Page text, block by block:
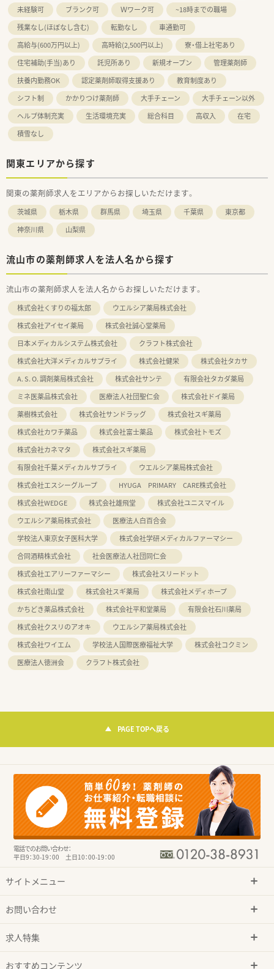
未経験可
ブランク可 Ｗワーク可
~18時までの職場
残業なし(ほぼなし含む)
転勤なし
車通勤可
高給与(600万円以上)
高時給(2,500円以上)
寮・借上社宅あり
住宅補助(手当)あり
託児所あり 新規オープン
管理薬剤師
扶養内勤務OK
認定薬剤師取得支援あり
教育制度あり
シフト制
かかりつけ薬剤師 大手チェーン
大手チェーン以外
ヘルプ体制充実
生活環境充実 総合科目 高収入
在宅
積雪なし
関東エリアから探す
関東の薬剤師求人をエリアからお探しいただけます。
茨城県 栃木県 群馬県 埼玉県 千葉県
東京都
神奈川県
山梨県
流山市の薬剤師求人を法人名から探す
流山市の薬剤師求人を法人名からお探しいただけます。
株式会社くすりの福太郎
ウエルシア薬局株式会社
株式会社アイセイ薬局
株式会社誠心堂薬局
日本メディカルシステム株式会社
クラフト株式会社
株式会社大洋メディカルサプライ
株式会社健栄
株式会社タカサ
A. S. O. 調剤薬局株式会社
株式会社サンテ
有限会社タカダ薬局
ミネ医薬品株式会社
医療法人社団聖仁会
株式会社ドイ薬局
薬樹株式会社
株式会社サンドラッグ
株式会社スギ薬局
株式会社カワチ薬品
株式会社富士薬品
株式会社トモズ
株式会社カネマタ
株式会社スギ薬局
有限会社千葉メディカルサプライ
ウエルシア薬局株式会社
株式会社エスシーグループ
HYUGA PRIMARY CARE株式会社
株式会社WEDGE
株式会社雄飛堂
株式会社ユニスマイル
ウエルシア薬局株式会社
医療法人白百合会
学校法人東京女子医科大学
株式会社学研メディカルファーマシー
合同酒精株式会社
社会医療法人社団同仁会
株式会社エアリーファーマシー
株式会社スリードット
株式会社南山堂
株式会社スギ薬局
株式会社メディホープ
かちどき薬品株式会社
株式会社平和堂薬局
有限会社石川薬局
株式会社クスリのアオキ
ウエルシア薬局株式会社
株式会社ワイエム
学校法人国際医療福祉大学
株式会社コクミン
医療法人徳洲会
クラフト株式会社
PAGE TOPへ戻る
電話でのお問い合わせ：
平日9：30-19：00 土日10：00-19：00
サイトメニュー
お問い合わせ
求人特集
おすすめコンテンツ